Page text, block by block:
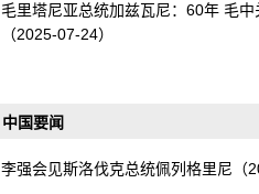
毛里塔尼亚总统加兹瓦尼：60年 毛
（2025-07-24）
中国要闻
李强会见斯洛伐克总统佩列格里尼（